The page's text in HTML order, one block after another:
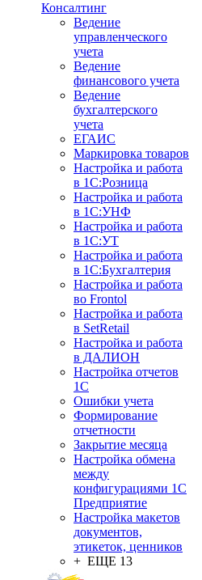
Консалтинг
Ведение
управленческого
учета
Ведение
финансового учета
Ведение
бухгалтерского
учета
ЕГАИС
Маркировка товаров
Настройка и работа
в 1С:Розница
Настройка и работа
в 1С:УНФ
Настройка и работа
в 1С:УТ
Настройка и работа
в 1С:Бухгалтерия
Настройка и работа
во Frontol
Настройка и работа
в SetRetail
Настройка и работа
в ДАЛИОН
Настройка отчетов
1С
Ошибки учета
Формирование
отчетности
Закрытие месяца
Настройка обмена
между
конфигурациями 1С
Предприятие
Настройка макетов
документов,
этикеток, ценников
+ ЕЩЕ 13